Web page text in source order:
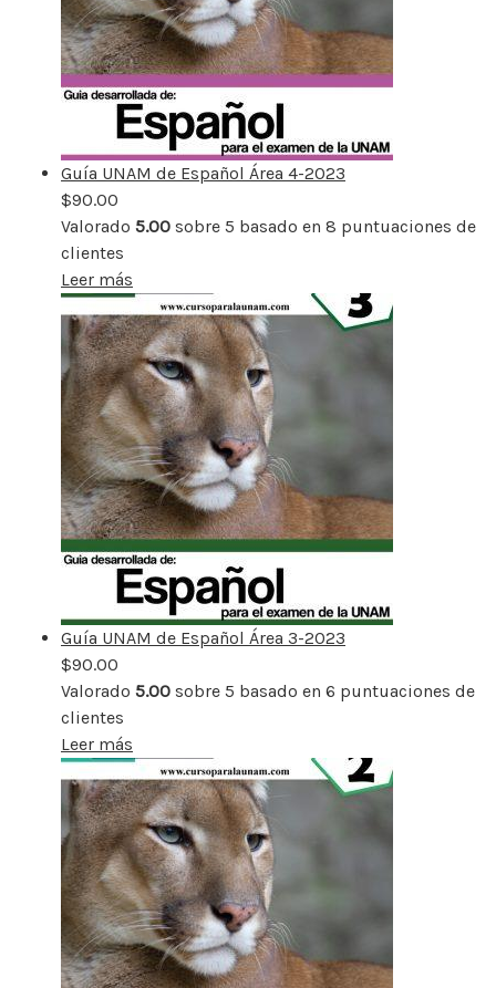
Guía UNAM de Español Área 4-2023
$90.00
Valorado 5.00 sobre 5 basado en 8 puntuaciones de
clientes
Leer más
Guía UNAM de Español Área 3-2023
$90.00
Valorado 5.00 sobre 5 basado en 6 puntuaciones de
clientes
Leer más